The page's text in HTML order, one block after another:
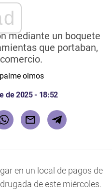
mediante un boquete
que portaban,
de 2025 - 18:52
en un local de pagos de
de este miércoles.